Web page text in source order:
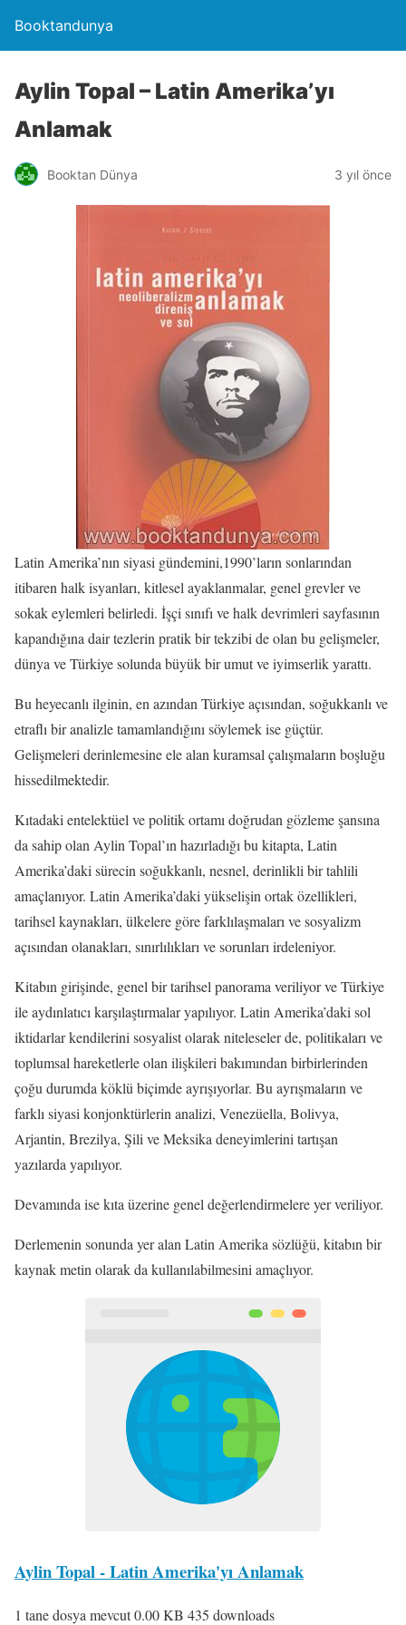
Booktandunya
Aylin Topal – Latin Amerika’yı
Anlamak
Booktan Dünya 3 yıl önce
Latin Amerika’nın siyasi gündemini,1990’ların sonlarından
itibaren halk isyanları, kitlesel ayaklanmalar, genel grevler ve
sokak eylemleri belirledi. İşçi sınıfı ve halk devrimleri sayfasının
kapandığına dair tezlerin pratik bir tekzibi de olan bu gelişmeler,
dünya ve Türkiye solunda büyük bir umut ve iyimserlik yarattı.
Bu heyecanlı ilginin, en azından Türkiye açısından, soğukkanlı ve
etraflı bir analizle tamamlandığını söylemek ise güçtür.
Gelişmeleri derinlemesine ele alan kuramsal çalışmaların boşluğu
hissedilmektedir.
Kıtadaki entelektüel ve politik ortamı doğrudan gözleme şansına
da sahip olan Aylin Topal’ın hazırladığı bu kitapta, Latin
Amerika’daki sürecin soğukkanlı, nesnel, derinlikli bir tahlili
amaçlanıyor. Latin Amerika’daki yükselişin ortak özellikleri,
tarihsel kaynakları, ülkelere göre farklılaşmaları ve sosyalizm
açısından olanakları, sınırlılıkları ve sorunları irdeleniyor.
Kitabın girişinde, genel bir tarihsel panorama veriliyor ve Türkiye
ile aydınlatıcı karşılaştırmalar yapılıyor. Latin Amerika’daki sol
iktidarlar kendilerini sosyalist olarak niteleseler de, politikaları ve
toplumsal hareketlerle olan ilişkileri bakımından birbirlerinden
çoğu durumda köklü biçimde ayrışıyorlar. Bu ayrışmaların ve
farklı siyasi konjonktürlerin analizi, Venezüella, Bolivya,
Arjantin, Brezilya, Şili ve Meksika deneyimlerini tartışan
yazılarda yapılıyor.
Devamında ise kıta üzerine genel değerlendirmelere yer veriliyor.
Derlemenin sonunda yer alan Latin Amerika sözlüğü, kitabın bir
kaynak metin olarak da kullanılabilmesini amaçlıyor.
Aylin Topal - Latin Amerika'yı Anlamak
1 tane dosya mevcut0.00 KB 435 downloads